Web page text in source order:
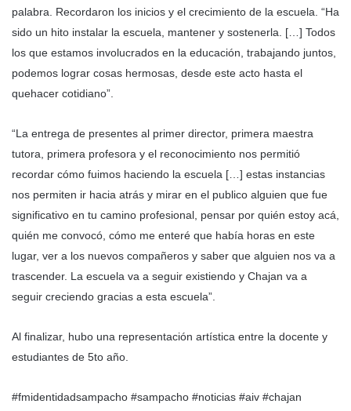
palabra. Recordaron los inicios y el crecimiento de la escuela. “Ha
sido un hito instalar la escuela, mantener y sostenerla. […] Todos
los que estamos involucrados en la educación, trabajando juntos,
podemos lograr cosas hermosas, desde este acto hasta el
quehacer cotidiano”.
“La entrega de presentes al primer director, primera maestra
tutora, primera profesora y el reconocimiento nos permitió
recordar cómo fuimos haciendo la escuela […] estas instancias
nos permiten ir hacia atrás y mirar en el publico alguien que fue
significativo en tu camino profesional, pensar por quién estoy acá,
quién me convocó, cómo me enteré que había horas en este
lugar, ver a los nuevos compañeros y saber que alguien nos va a
trascender. La escuela va a seguir existiendo y Chajan va a
seguir creciendo gracias a esta escuela”.
Al finalizar, hubo una representación artística entre la docente y
estudiantes de 5to año.
#fmidentidadsampacho #sampacho #noticias #aiv #chajan